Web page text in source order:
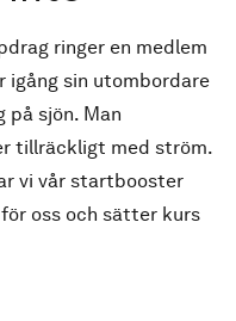
ringer en medlem
igång sin utombordare
på sjön. Man
tillräckligt med ström.
vi vår startbooster
oss och sätter kurs